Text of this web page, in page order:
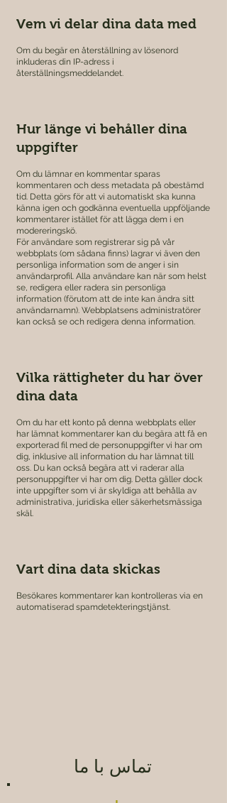
Vem vi delar dina data med
Om du begär en återställning av lösenord
inkluderas din IP-adress i
återställningsmeddelandet.
Hur länge vi behåller dina
uppgifter
Om du lämnar en kommentar sparas
kommentaren och dess metadata på obestämd
tid. Detta görs för att vi automatiskt ska kunna
känna igen och godkänna eventuella uppföljande
kommentarer istället för att lägga dem i en
modereringskö.
För användare som registrerar sig på vår
webbplats (om sådana finns) lagrar vi även den
personliga information som de anger i sin
användarprofil. Alla användare kan när som helst
se, redigera eller radera sin personliga
information (förutom att de inte kan ändra sitt
användarnamn). Webbplatsens administratörer
kan också se och redigera denna information.
Vilka rättigheter du har över
dina data
Om du har ett konto på denna webbplats eller
har lämnat kommentarer kan du begära att få en
exporterad fil med de personuppgifter vi har om
dig, inklusive all information du har lämnat till
oss. Du kan också begära att vi raderar alla
personuppgifter vi har om dig. Detta gäller dock
inte uppgifter som vi är skyldiga att behålla av
administrativa, juridiska eller säkerhetsmässiga
skäl.
Vart dina data skickas
Besökares kommentarer kan kontrolleras via en
automatiserad spamdetekteringstjänst.
تماس با ما